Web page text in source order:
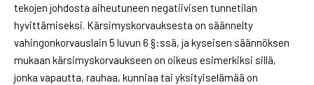
tekojen johdosta aiheutuneen negatiivisen tunnetilan
hyvittämiseksi. Kärsimyskorvauksesta on säännelty
vahingonkorvauslain 5 luvun 6 §:ssä, ja kyseisen säännöksen
mukaan kärsimyskorvaukseen on oikeus esimerkiksi sillä,
jonka vapautta, rauhaa, kunniaa tai yksityiselämää on